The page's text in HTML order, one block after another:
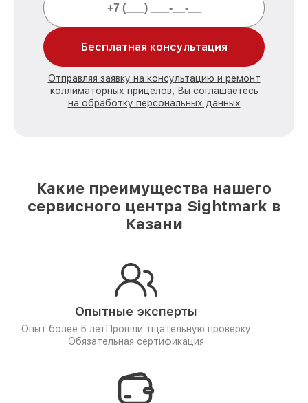
Бесплатная консультация
Отправляя заявку на консультацию и ремонт
коллиматорных прицелов, Вы соглашаетесь
на обработку персональных данных
Какие преимущества нашего
сервисного центра Sightmark в
Казани
Опытные эксперты
Опыт более 5 лет Прошли тщательную проверку
Обязательная сертификация